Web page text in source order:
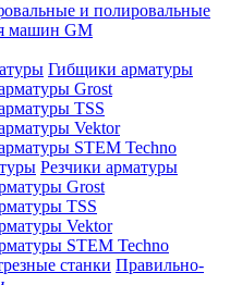
и полировальные
машин GM
Гибщики арматуры
Grost
TSS
Vektor
STEM Techno
Резчики арматуры
Grost
TSS
Vektor
STEM Techno
Правильно-